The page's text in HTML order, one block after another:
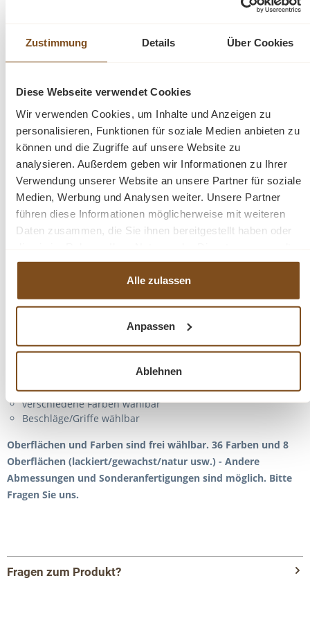
Zustimmung Details Über Cookies
Diese Webseite verwendet Cookies
Wir verwenden Cookies, um Inhalte und Anzeigen zu
personalisieren, Funktionen für soziale Medien anbieten zu
können und die Zugriffe auf unsere Website zu
analysieren. Außerdem geben wir Informationen zu Ihrer
Verwendung unserer Website an unsere Partner für soziale
Medien, Werbung und Analysen weiter. Unsere Partner
führen diese Informationen möglicherweise mit weiteren
Daten zusammen, die Sie ihnen bereitgestellt haben oder
haben.
Alle zulassen
Anpassen
Ablehnen
bietet ausreichend Platz hinter zwei Lamellentüren und drei
entfernen. Aufgrund der spezifischen Eigenschaften von
Wasser mit einem trockenen Tuch abzuwischen und trocken zu
halten.
Verleihen Sie Ihrem Badezimmer mit unserem hochwertigen
Waschbeckenunterschrank im Landhausstil ein stilvolles und
funktionales Upgrade.
BestellenSie jetzt undverwandeln Sie IhrBadezimmerin
Abmessungen: H: 75 cm, B: 150 cm, T: 51 cm
Außenfarbe - frei wählbar
Innenfarbe - frei wählbar
Massivholz Möbel
Tischplatte 100% Kiefernholz
Korpus 100% Kiefernholz
verschiedene Farben wählbar
Beschläge/Griffe wählbar
Oberflächen und Farben sind frei wählbar. 36 Farben und 8
Oberflächen (lackiert/gewachst/natur usw.) - Andere
Abmessungen und Sonderanfertigungen sind möglich. Bitte
Fragen Sie uns.
Fragen zum Produkt?